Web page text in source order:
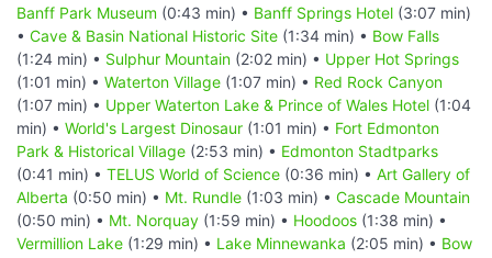
Banff Park Museum (0:43 min) • Banff Springs Hotel (3:07 min)
• Cave & Basin National Historic Site (1:34 min) • Bow Falls
(1:24 min) • Sulphur Mountain (2:02 min) • Upper Hot Springs
(1:01 min) • Waterton Village (1:07 min) • Red Rock Canyon
(1:07 min) • Upper Waterton Lake & Prince of Wales Hotel (1:04
min) • World's Largest Dinosaur (1:01 min) • Fort Edmonton
Park & Historical Village (2:53 min) • Edmonton Stadtparks
(0:41 min) • TELUS World of Science (0:36 min) • Art Gallery of
Alberta (0:50 min) • Mt. Rundle (1:03 min) • Cascade Mountain
(0:50 min) • Mt. Norquay (1:59 min) • Hoodoos (1:38 min) •
Vermillion Lake (1:29 min) • Lake Minnewanka (2:05 min) • Bow